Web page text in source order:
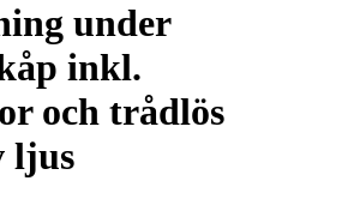
under
inkl.
och trådlös
ljus